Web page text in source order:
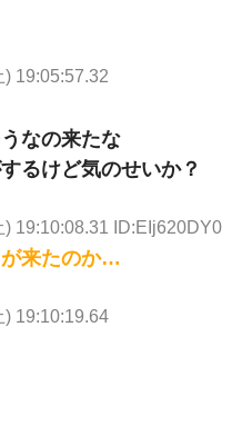
19:05:57.32
なの来たな
るけど気のせいか？
) 19:10:08.31 ID:EIj620DY0
来たのか…
) 19:10:19.64